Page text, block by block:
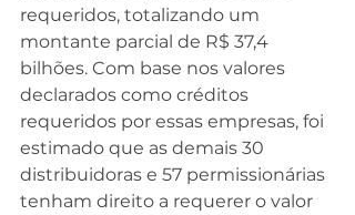
requeridos, totalizando um
montante parcial de R$ 37,4
bilhões. Com base nos valores
declarados como créditos
requeridos por essas empresas, foi
estimado que as demais 30
distribuidoras e 57 permissionárias
tenham direito a requerer o valor